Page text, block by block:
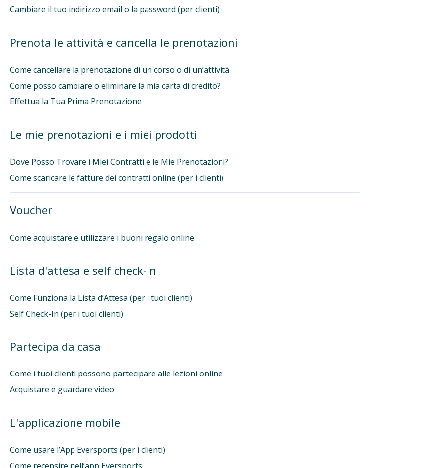
Cambiare il tuo indirizzo email o la password (per clienti)
Prenota le attività e cancella le prenotazioni
Come cancellare la prenotazione di un corso o di un’attività
Come posso cambiare o eliminare la mia carta di credito?
Effettua la Tua Prima Prenotazione
Le mie prenotazioni e i miei prodotti
Dove Posso Trovare i Miei Contratti e le Mie Prenotazioni?
Come scaricare le fatture dei contratti online (per i clienti)
Voucher
Come acquistare e utilizzare i buoni regalo online
Lista d'attesa e self check-in
Come Funziona la Lista d’Attesa (per i tuoi clienti)
Self Check-In (per i tuoi clienti)
Partecipa da casa
Come i tuoi clienti possono partecipare alle lezioni online
Acquistare e guardare video
L'applicazione mobile
Come usare l’App Eversports (per i clienti)
Come recensire nell’app Eversports